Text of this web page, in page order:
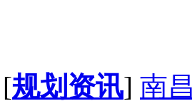
[规划资讯] 南